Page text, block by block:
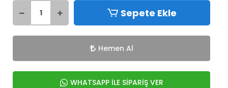
Sepete Ekle
Hemen Al
WHATSAPP İLE SİPARİŞ VER